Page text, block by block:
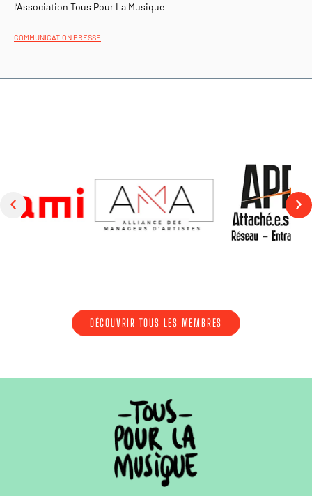
l’Association Tous Pour La Musique
COMMUNICATION PRESSE
DÉCOUVRIR TOUS LES MEMBRES